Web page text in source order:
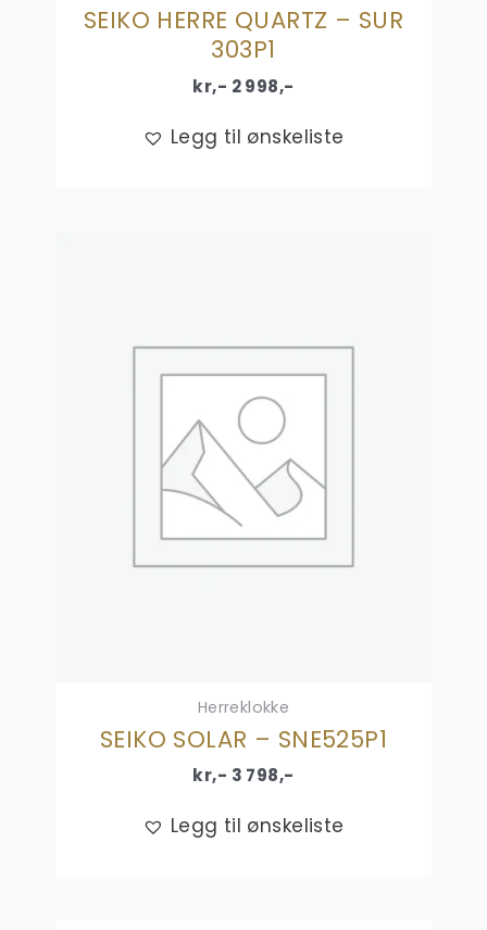
SEIKO HERRE QUARTZ – SUR
303P1
kr,- 2 998,-
Legg til ønskeliste
Herreklokke
SEIKO SOLAR – SNE525P1
kr,- 3 798,-
Legg til ønskeliste